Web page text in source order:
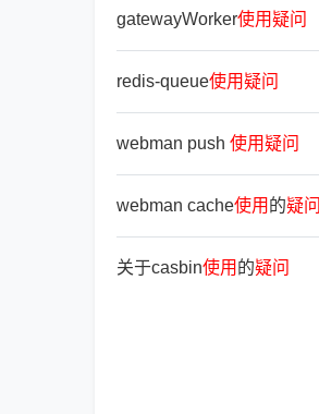
gatewayWorker使用疑问
redis-queue使用疑问
webman push 使用疑问
webman cache使用 的疑问
关于casbin使用 的疑问